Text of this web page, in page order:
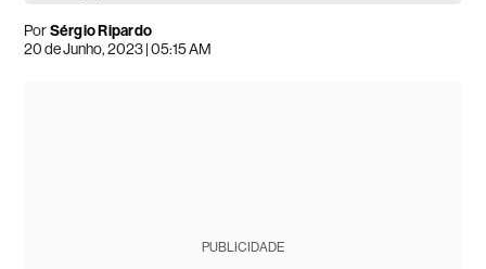
PorSérgio Ripardo
20 de Junho, 2023 | 05:15 AM
PUBLICIDADE